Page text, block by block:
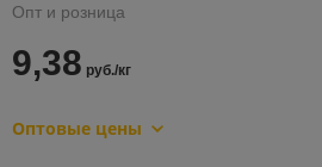
Опт и розница
9,38 руб./кг
Оптовые цены